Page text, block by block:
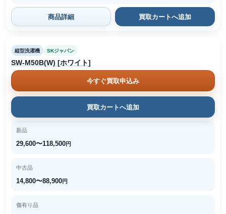
商品詳細 買取カートへ追加
縦型洗濯機 SKジャパン
SW-M50B(W) [ホワイト]
今すぐ買取申込み
買取カートへ追加
新品
29,600〜118,500円
中古品
14,800〜88,900円
傷有り品